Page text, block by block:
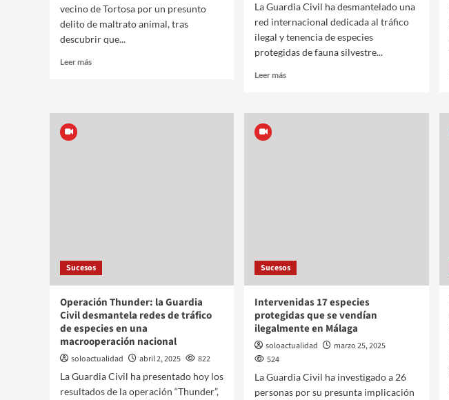
vecino de Tortosa por un presunto
delito de maltrato animal, tras
descubrir que...
Leer más
La Guardia Civil ha desmantelado una
red internacional dedicada al tráfico
ilegal y tenencia de especies
protegidas de fauna silvestre...
Leer más
Sucesos
Operación Thunder: la Guardia
Civil desmantela redes de tráfico
de especies en una
macrooperación nacional
soloactualidad abril 2, 2025
822
La Guardia Civil ha presentado hoy los
resultados de la operación “Thunder”,
Sucesos
Intervenidas 17 especies
protegidas que se vendían
ilegalmente en Málaga
soloactualidad
marzo 25, 2025
524
La Guardia Civil ha investigado a 26
personas por su presunta implicación